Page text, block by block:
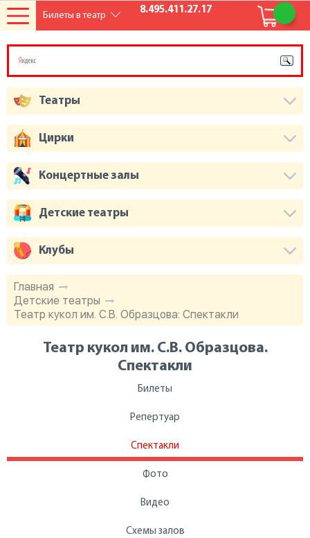
8.495.411.27.17
Главная
Детские театры
Театр кукол им. С.В. Образцова: Спектакли
Театр кукол им. С.В. Образцова.
Спектакли
Билеты
Репертуар
Спектакли
Фото
Видео
Схемы залов
Театры
Цирки
Концертные залы
Детские театры
Клубы
Билеты в театр